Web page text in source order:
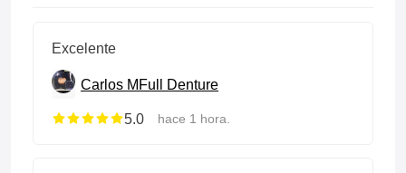
Excelente
Carlos MFull Denture
5.0
hace 1 hora.